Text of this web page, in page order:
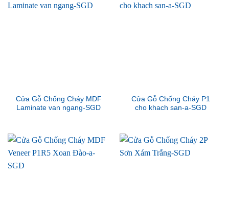
Cửa Gỗ Chống Cháy MDF
Laminate van ngang-SGD
Cửa Gỗ Chống Cháy P1
cho khach san-a-SGD